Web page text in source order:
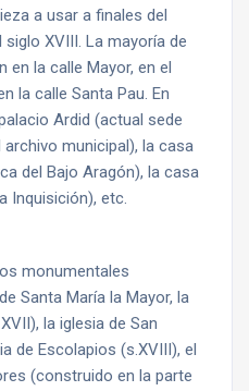
a usar a finales del
XVIII. La mayoría de
la calle Mayor, en el
la calle Santa Pau. En
Ardid (actual sede
municipal), la casa
del Bajo Aragón), la casa
Inquisición), etc.
monumentales
Santa María la Mayor, la
la iglesia de San
de Escolapios (s.XVIII), el
(construido en la parte